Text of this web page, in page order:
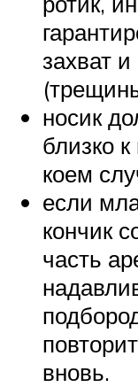
захват
носик
близко
коем
если
кончик
часть
вновь.